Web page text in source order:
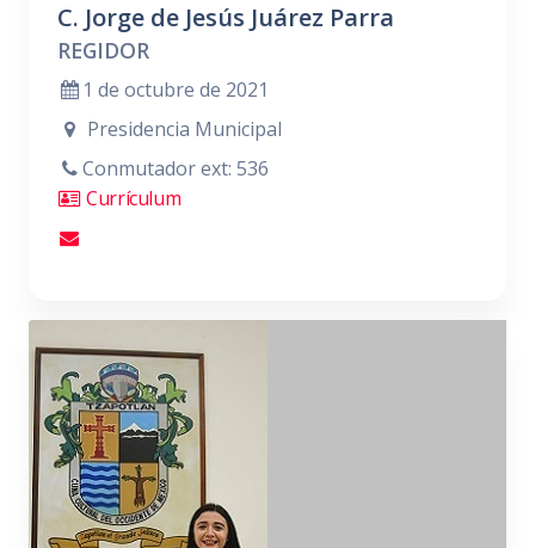
C. Jorge de Jesús Juárez Parra
REGIDOR
1 de octubre de 2021
Presidencia Municipal
Conmutador ext: 536
Currículum